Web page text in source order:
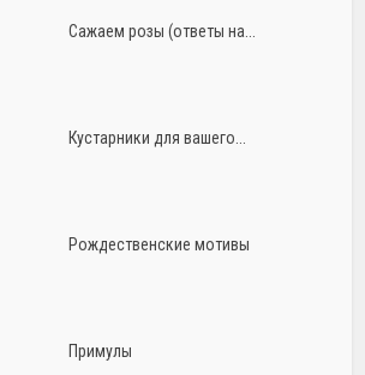
Сажаем розы (ответы на...
Кустарники для вашего...
Рождественские мотивы
Примулы